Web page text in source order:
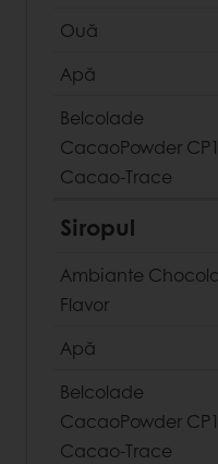
Ouă
Apă
Belcolade
CacaoPowder CP1
Cacao-Trace
Siropul
Ambiante
Flavor
Apă
Belcolade
CacaoPowder CP1
Cacao-Trace